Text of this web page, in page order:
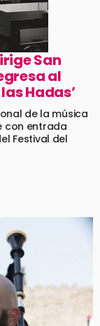
San
al
Hadas’
de la música
con entrada
Festival del